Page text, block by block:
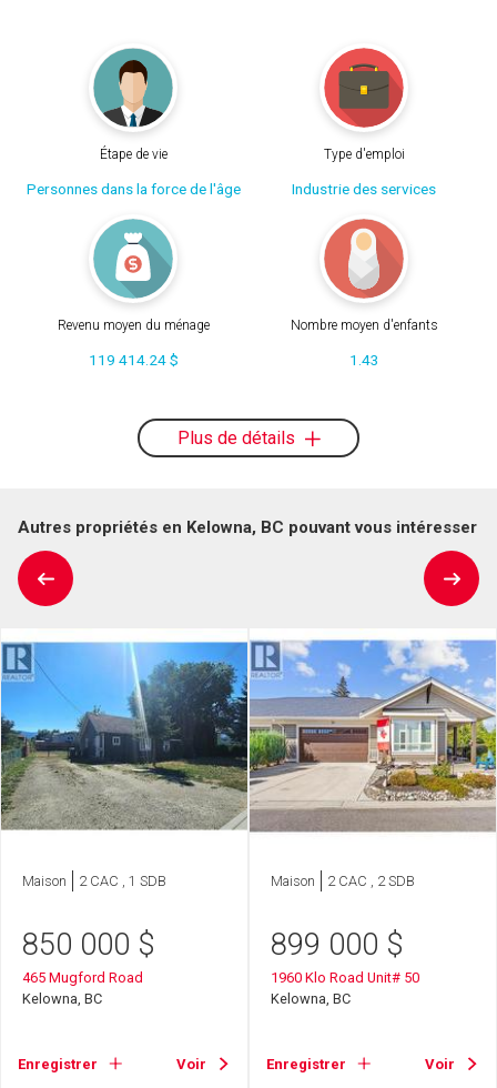
Étape de vie
Personnes dans la force de l'âge
Type d'emploi
Industrie des services
Revenu moyen du ménage
119 414.24 $
Nombre moyen d'enfants
1.43
Plus de détails
Autres propriétés en Kelowna, BC pouvant vous intéresser
Maison 2 CAC , 1 SDB
850 000 $
465 Mugford Road
Kelowna, BC
Enregistrer Voir
Maison 2 CAC , 2 SDB
899 000 $
1960 Klo Road Unit# 50
Kelowna, BC
Enregistrer Voir